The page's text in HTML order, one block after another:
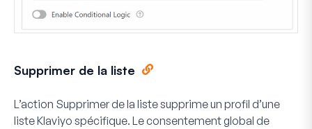
Supprimer de la liste
L’action Supprimer de la liste supprime un profil d’une
liste Klaviyo spécifique. Le consentement global de